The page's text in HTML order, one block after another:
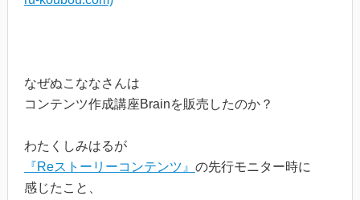
なぜぬこななさんは
コンテンツ作成講座Brainを販売したのか？
わたくしみはるが
『Reストーリーコンテンツ』 の先行モニター時に
感じたこと、